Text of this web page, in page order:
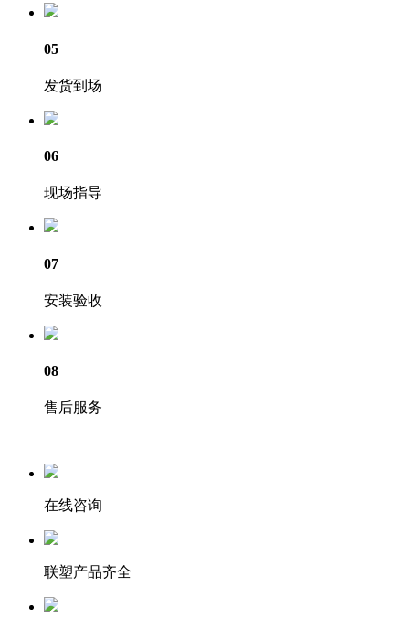
05
发货到场
06
现场指导
07
安装验收
08
售后服务
在线咨询
联塑产品齐全